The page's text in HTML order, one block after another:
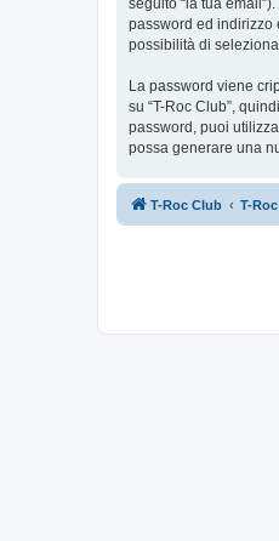
password ed indirizzo
possibilità di
La password viene
su “T-Roc Club”,
password, puoi
possa generare una
T-Roc Club T-